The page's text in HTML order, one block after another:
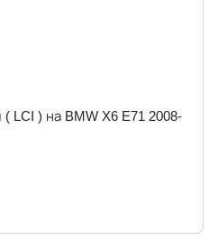
LCI ) на BMW X6 E71 2008-